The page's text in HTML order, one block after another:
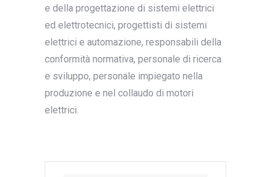
e della progettazione di sistemi elettrici
ed elettrotecnici, progettisti di sistemi
elettrici e automazione, responsabili della
conformità normativa, personale di ricerca
e sviluppo, personale impiegato nella
produzione e nel collaudo di motori
elettrici.